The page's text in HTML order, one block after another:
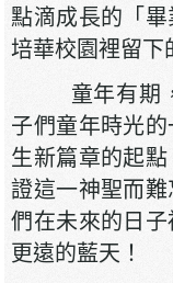
點滴成長的「
培華校園裡留下
童年有期，
子們童年時光
生新篇章的起
證這一神聖而
們在未來的日子
更遠的藍天！